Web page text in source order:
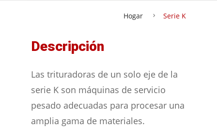
Hogar Serie K
Descripción
Las trituradoras de un solo eje de la
serie K son máquinas de servicio
pesado adecuadas para procesar una
amplia gama de materiales.